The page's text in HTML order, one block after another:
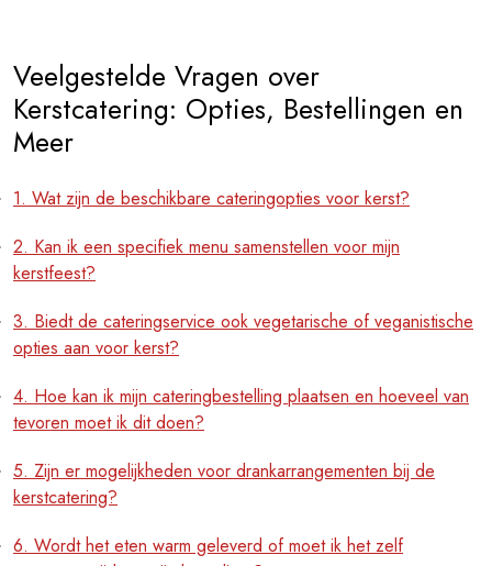
Veelgestelde Vragen over
Kerstcatering: Opties, Bestellingen en
Meer
1. Wat zijn de beschikbare cateringopties voor kerst?
2. Kan ik een specifiek menu samenstellen voor mijn
kerstfeest?
3. Biedt de cateringservice ook vegetarische of veganistische
opties aan voor kerst?
4. Hoe kan ik mijn cateringbestelling plaatsen en hoeveel van
tevoren moet ik dit doen?
5. Zijn er mogelijkheden voor drankarrangementen bij de
kerstcatering?
6. Wordt het eten warm geleverd of moet ik het zelf